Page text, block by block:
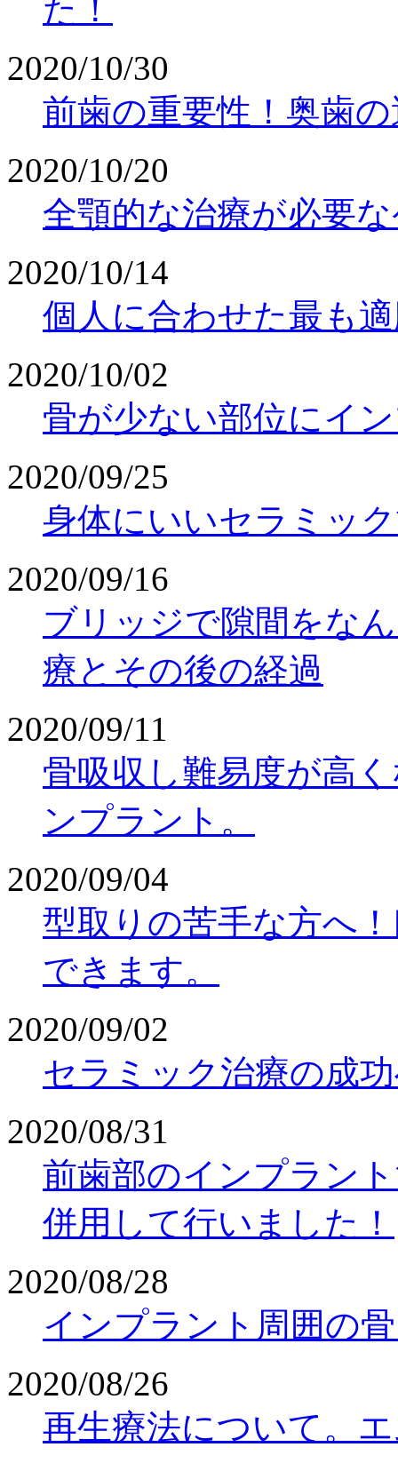
た！
2020/10/30
前歯の重要性！奥歯
2020/10/20
全顎的な治療が必要
2020/10/14
個人に合わせた最も
2020/10/02
骨が少ない部位にイ
2020/09/25
身体にいいセラミッ
2020/09/16
ブリッジで隙間をな
療とその後の経過
2020/09/11
骨吸収し難易度が高
ンプラント。
2020/09/04
型取りの苦手な方へ
できます。
2020/09/02
セラミック治療の成
2020/08/31
前歯部のインプラン
併用して行いました！
2020/08/28
インプラント周囲の
2020/08/26
再生療法について。